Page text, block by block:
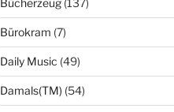
Bücherzeug(137)
Bürokram (7)
Daily Music (49)
Damals(TM) (54)